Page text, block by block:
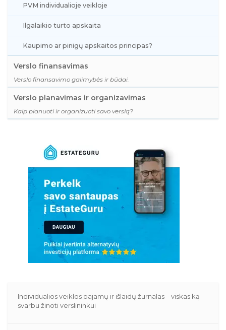
PVM individualioje veikloje
Ilgalaikio turto apskaita
Kaupimo ar pinigų apskaitos principas?
Verslo finansavimas
Verslo finansavimo galimybės ir būdai.
Verslo planavimas ir organizavimas
Kaip planuoti ir organizuoti savo verslą?
Individualios veiklos pajamų ir išlaidų žurnalas – viskas ką
svarbu žinoti verslininkui